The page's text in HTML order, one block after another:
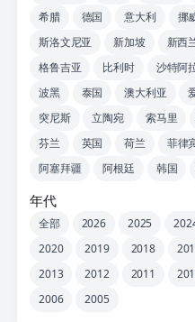
希腊
德国 意大利 挪
斯洛文尼亚
新加坡 新西
格鲁吉亚
比利时 沙特阿
波黑
泰国 澳大利亚
突尼斯
立陶宛 索马里
芬兰
英国 荷兰 菲律
阿塞拜疆
阿根廷 韩国
年代
全部 2026 2025
2020
2019 2018
2013
2012 2011
2006
2005